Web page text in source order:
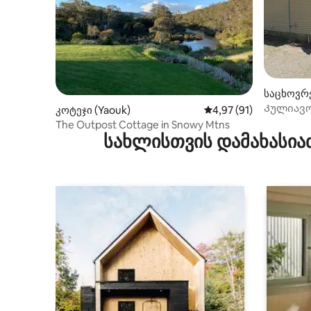
კოტეჯი (Yaouk) საშუალო შეფასებაა
4,97 (91)
The Outpost Cottage in Snowy Mtns
რიჩი)
სახლისთვის